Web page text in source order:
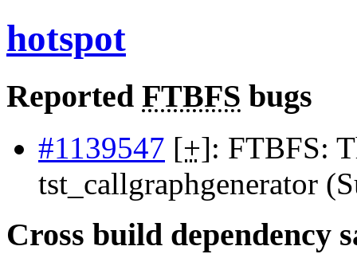
hotspot
Reported FTBFS bugs
#1139547 [+]: FTBFS:
tst_callgraphgenerator
Cross build dependency